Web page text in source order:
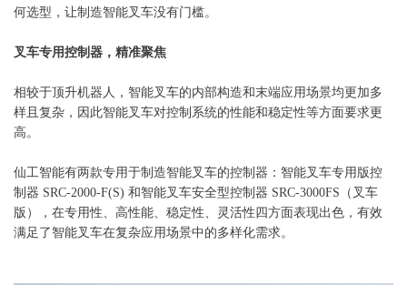
何选型，让制造智能叉车没有门槛。
叉车专用控制器，精准聚焦
相较于顶升机器人，智能叉车的内部构造和末端应用场景均更加多
样且复杂，因此智能叉车对控制系统的性能和稳定性等方面要求更
高。
仙工智能有两款专用于制造智能叉车的控制器：智能叉车专用版控
制器 SRC-2000-F(S) 和智能叉车安全型控制器 SRC-3000FS（叉车
版），在专用性、高性能、稳定性、灵活性四方面表现出色，有效
满足了智能叉车在复杂应用场景中的多样化需求。